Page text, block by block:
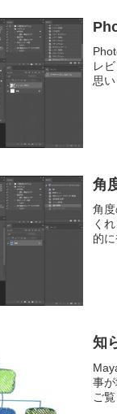
レ
思
角
角
く
的
知
事
ご